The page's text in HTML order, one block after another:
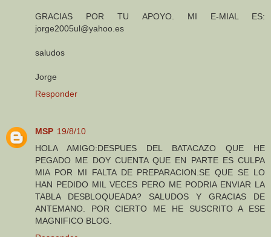
GRACIAS POR TU APOYO. MI E-MIAL ES:
jorge2005ul@yahoo.es
saludos
Jorge
Responder
MSP 19/8/10
HOLA AMIGO:DESPUES DEL BATACAZO QUE HE
PEGADO ME DOY CUENTA QUE EN PARTE ES CULPA
MIA POR MI FALTA DE PREPARACION.SE QUE SE LO
HAN PEDIDO MIL VECES PERO ME PODRIA ENVIAR LA
TABLA DESBLOQUEADA? SALUDOS Y GRACIAS DE
ANTEMANO. POR CIERTO ME HE SUSCRITO A ESE
MAGNIFICO BLOG.